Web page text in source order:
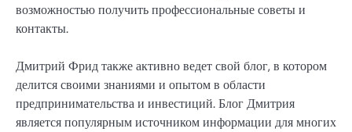
возможностью получить профессиональные советы и
контакты.
Дмитрий Фрид также активно ведет свой блог, в котором
делится своими знаниями и опытом в области
предпринимательства и инвестиций. Блог Дмитрия
является популярным источником информации для многих